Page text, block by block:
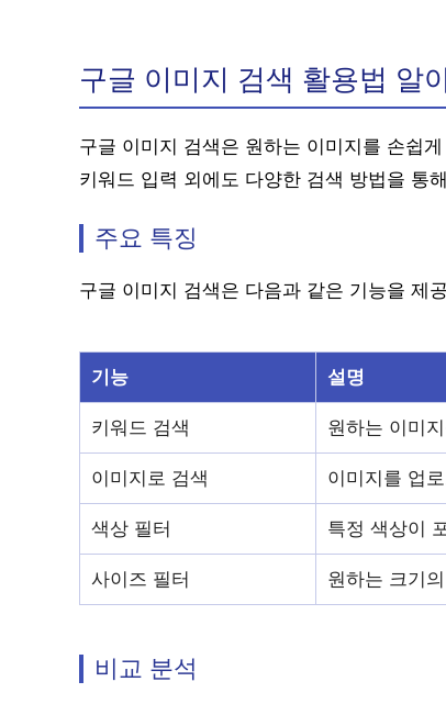
구글 이미지 검색 활용법 알
구글 이미지 검색은 원하는 이미지를 손쉽
키워드 입력 외에도 다양한 검색 방법을 통
주요 특징
구글 이미지 검색은 다음과 같은 기능을 제
기능 설명
키워드 검색 원하는 이미
이미지로 검색 이미지를 업
색상 필터 특정 색상이
사이즈 필터 원하는 크기
비교 분석